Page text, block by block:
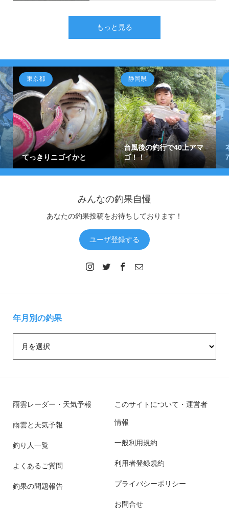
もっと見る
東京都
てっきりニゴイかと
静岡県
台風後の釣行で40上アマ
ゴ！！
みんなの釣果自慢
あなたの釣果投稿をお待ちしております！
ユーザ登録する
年月別の釣果
雨雲レーダー・天気予報
雨雲と天気予報
釣り人一覧
よくあるご質問
釣果の問題報告
このサイトについて・運営者
情報
一般利用規約
利用者登録規約
プライバシーポリシー
お問合せ